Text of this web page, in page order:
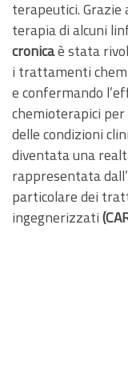
terapeutici.
terapia di alcuni
cronicaè stata
i trattamenti
e confermando
chemioterapici
delle condizioni
diventata una
rappresentata
particolare dei
ingegnerizzati